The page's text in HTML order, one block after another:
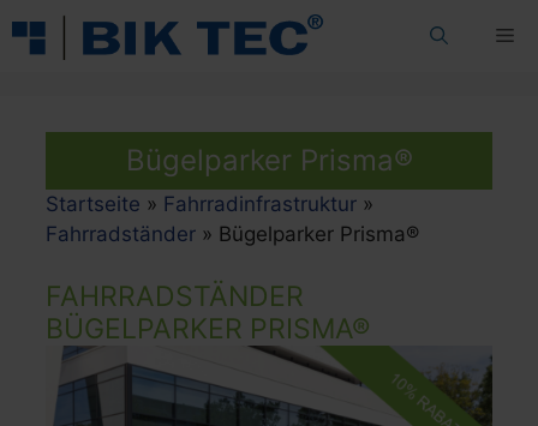
Inhalt
Bügelparker Prisma®
Startseite » Fahrradinfrastruktur»
Fahrradständer» Bügelparker Prisma®
FAHRRADSTÄNDER
BÜGELPARKER PRISMA®